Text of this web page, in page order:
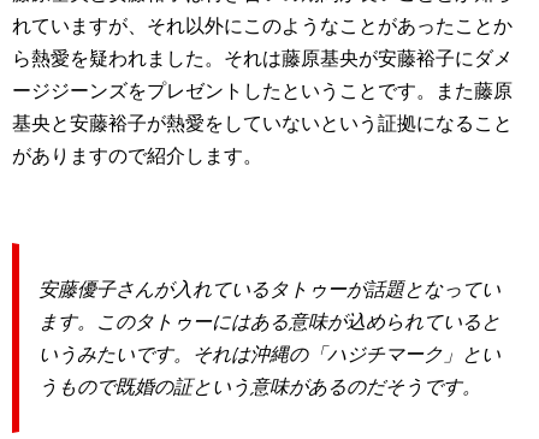
れていますが、それ以外にこのようなことがあったことか
ら熱愛を疑われました。それは藤原基央が安藤裕子にダメ
ージジーンズをプレゼントしたということです。また藤原
基央と安藤裕子が熱愛をしていないという証拠になること
がありますので紹介します。
安藤優子さんが入れているタトゥーが話題となってい
ます。このタトゥーにはある意味が込められていると
いうみたいです。それは沖縄の「ハジチマーク」とい
うもので既婚の証という意味があるのだそうです。